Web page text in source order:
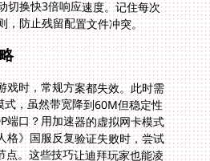
，防止残留配置文件冲突。
戏时，常规方案都失效。此时需
式，虽然带宽降到60M但稳定性
端口？用加速器的虚拟网卡模式
格》国服反复验证失败时，尝试
点。这些技巧让迪拜玩家也能凌